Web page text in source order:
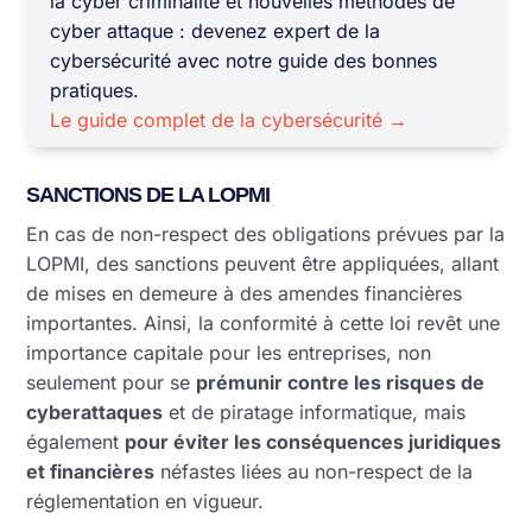
cyber attaque : devenez expert de la
cybersécurité avec notre guide des bonnes
pratiques.
Le guide complet de la cybersécurité →
SANCTIONS DE LA LOPMI
En cas de non-respect des obligations prévues par la
LOPMI, des sanctions peuvent être appliquées, allant
de mises en demeure à des amendes financières
importantes. Ainsi, la conformité à cette loi revêt une
importance capitale pour les entreprises, non
seulement pour se prémunir contre les risques de
cyberattaques et de piratage informatique, mais
également pour éviter les conséquences juridiques
et financières néfastes liées au non-respect de la
réglementation en vigueur.